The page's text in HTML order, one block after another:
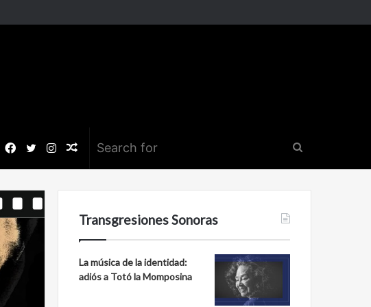
for
Random
Article
Instagram
Twitter
Facebook
Transgresiones Sonoras
La música de la identidad:
adiós a Totó la Momposina